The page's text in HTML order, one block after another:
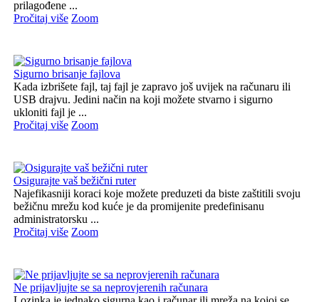
prilagođene ...
Pročitaj više Zoom
Sigurno brisanje fajlova
Kada izbrišete fajl, taj fajl je zapravo još uvijek na računaru ili
USB drajvu. Jedini način na koji možete stvarno i sigurno
ukloniti fajl je ...
Pročitaj više Zoom
Osigurajte vaš bežični ruter
Najefikasniji koraci koje možete preduzeti da biste zaštitili svoju
bežičnu mrežu kod kuće je da promijenite predefinisanu
administratorsku ...
Pročitaj više Zoom
Ne prijavljujte se sa neprovjerenih računara